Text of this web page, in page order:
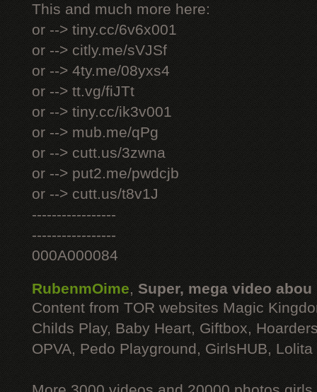
This and much more here:
or --> tiny.cc/6v6x001
or --> citly.me/sVJSf
or --> 4ty.me/08yxs4
or --> tt.vg/fiJTt
or --> tiny.cc/ik3v001
or --> mub.me/qPg
or --> cutt.us/3zwna
or --> put2.me/pwdcjb
or --> cutt.us/t8v1J
-----------------
-----------------
000A000084
RubenmOime, Super, mega video abou
Content from TOR websites Magic
Childs Play, Baby Heart, Giftbox,
OPVA, Pedo Playground, GirlsHUB, Lolita